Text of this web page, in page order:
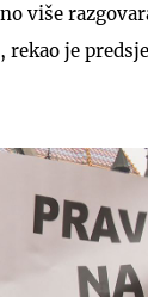
više
je